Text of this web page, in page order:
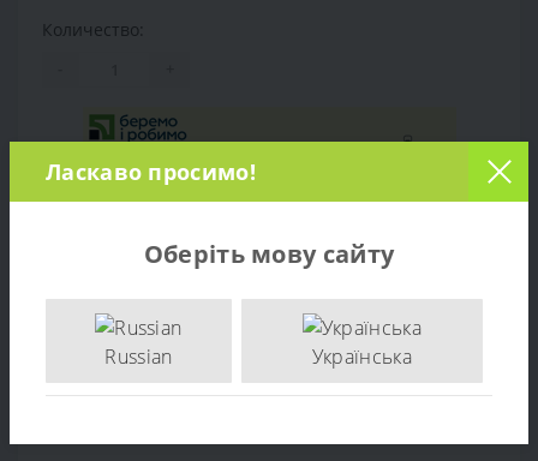
Количество:
Обзор товара
Ласкаво просимо!
Оберіть мову сайту
Russian Українська